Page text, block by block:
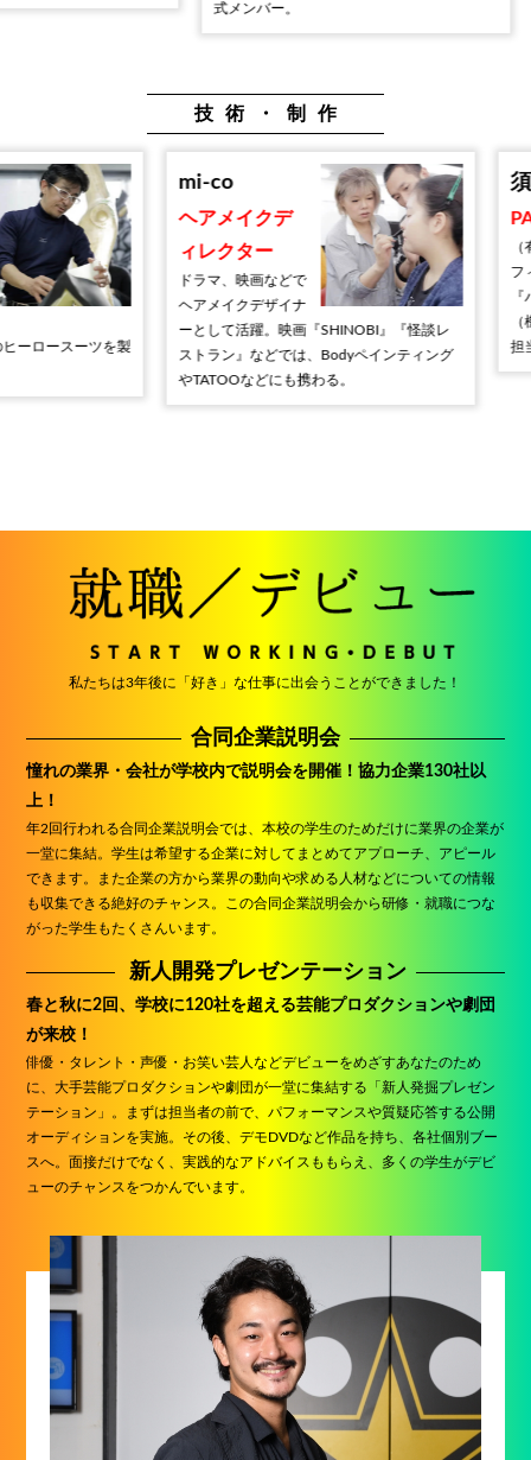
式メンバー。
技術・制作
スーツを製
mi-co
ヘアメイクデ
ィレクター
ドラマ、映画などで
ヘアメイクデザイナ
ーとして活躍。映画『SHINOBI』『怪談レ
ストラン』などでは、Bodyペインティング
やTATOOなどにも携わる。
須藤 浩
PAエン
（有）サウ
フィス代表
『ハイキュ
（機材サ
私たちは3年後に「好き」な仕事に出会うことができました！
合同企業説明会
憧れの業界・会社が学校内で説明会を開催！協力企業130社以
上！
年2回行われる合同企業説明会では、本校の学生のためだけに業界の企業が
一堂に集結。学生は希望する企業に対してまとめてアプローチ、アピール
できます。また企業の方から業界の動向や求める人材などについての情報
も収集できる絶好のチャンス。この合同企業説明会から研修・就職につな
がった学生もたくさんいます。
新人開発プレゼンテーション
春と秋に2回、学校に120社を超える芸能プロダクションや劇団
が来校！
俳優・タレント・声優・お笑い芸人などデビューをめざすあなたのため
に、大手芸能プロダクションや劇団が一堂に集結する「新人発掘プレゼン
テーション」。まずは担当者の前で、パフォーマンスや質疑応答する公開
オーディションを実施。その後、デモDVDなど作品を持ち、各社個別ブー
スへ。面接だけでなく、実践的なアドバイスももらえ、多くの学生がデビ
ューのチャンスをつかんでいます。